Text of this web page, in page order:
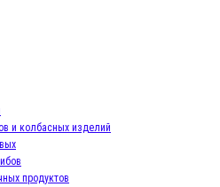
и колбасных изделий
продуктов